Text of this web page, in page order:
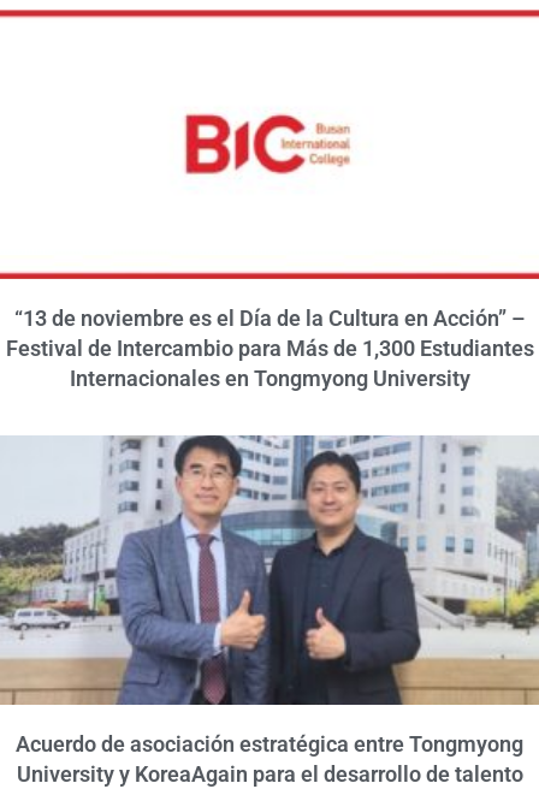
“13 de noviembre es el Día de la Cultura en Acción” –
Festival de Intercambio para Más de 1,300 Estudiantes
Internacionales en Tongmyong University
Acuerdo de asociación estratégica entre Tongmyong
University y KoreaAgain para el desarrollo de talento